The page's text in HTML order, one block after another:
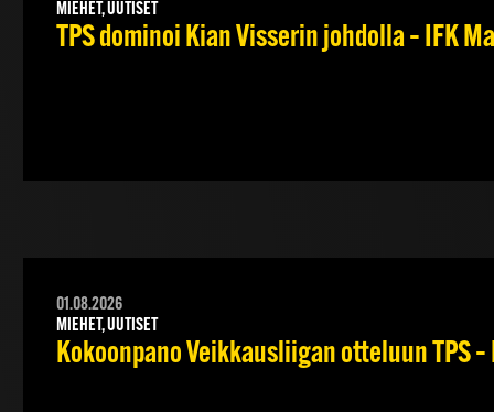
MIEHET, UUTISET
TPS dominoi Kian Visserin johdolla – IFK
01.08.2026
MIEHET, UUTISET
Kokoonpano Veikkausliigan otteluun TPS